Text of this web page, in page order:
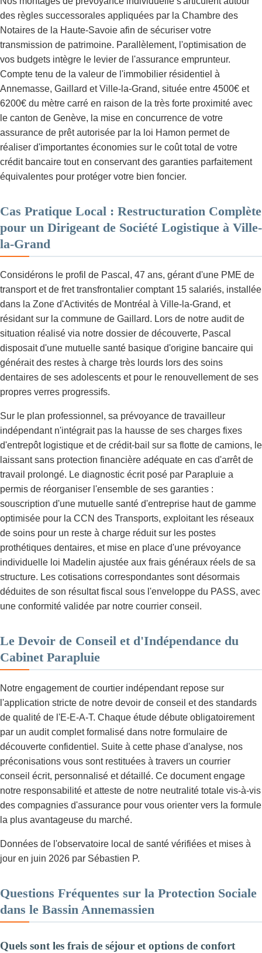
des règles successorales appliquées par la Chambre des
Notaires de la Haute-Savoie afin de sécuriser votre
transmission de patrimoine. Parallèlement, l'optimisation de
vos budgets intègre le levier de l'assurance emprunteur.
Compte tenu de la valeur de l'immobilier résidentiel à
Annemasse, Gaillard et Ville-la-Grand, située entre 4500€ et
6200€ du mètre carré en raison de la très forte proximité avec
le canton de Genève, la mise en concurrence de votre
assurance de prêt autorisée par la loi Hamon permet de
réaliser d'importantes économies sur le coût total de votre
crédit bancaire tout en conservant des garanties parfaitement
équivalentes pour protéger votre bien foncier.
Cas Pratique Local : Restructuration Complète
pour un Dirigeant de Société Logistique à Ville-
la-Grand
Considérons le profil de Pascal, 47 ans, gérant d'une PME de
transport et de fret transfrontalier comptant 15 salariés, installée
dans la Zone d'Activités de Montréal à Ville-la-Grand, et
résidant sur la commune de Gaillard. Lors de notre audit de
situation réalisé via notre dossier de découverte, Pascal
disposait d'une mutuelle santé basique d'origine bancaire qui
générait des restes à charge très lourds lors des soins
dentaires de ses adolescents et pour le renouvellement de ses
propres verres progressifs.
Sur le plan professionnel, sa prévoyance de travailleur
indépendant n'intégrait pas la hausse de ses charges fixes
d'entrepôt logistique et de crédit-bail sur sa flotte de camions, le
laissant sans protection financière adéquate en cas d'arrêt de
travail prolongé. Le diagnostic écrit posé par Parapluie a
permis de réorganiser l'ensemble de ses garanties :
souscription d'une mutuelle santé d'entreprise haut de gamme
optimisée pour la CCN des Transports, exploitant les réseaux
de soins pour un reste à charge réduit sur les postes
prothétiques dentaires, et mise en place d'une prévoyance
individuelle loi Madelin ajustée aux frais généraux réels de sa
structure. Les cotisations correspondantes sont désormais
déduites de son résultat fiscal sous l'enveloppe du PASS, avec
une conformité validée par notre courrier conseil.
Le Devoir de Conseil et d'Indépendance du
Cabinet Parapluie
Notre engagement de courtier indépendant repose sur
l'application stricte de notre devoir de conseil et des standards
de qualité de l'E-E-A-T. Chaque étude débute obligatoirement
par un audit complet formalisé dans notre formulaire de
découverte confidentiel. Suite à cette phase d'analyse, nos
préconisations vous sont restituées à travers un courrier
conseil écrit, personnalisé et détaillé. Ce document engage
notre responsabilité et atteste de notre neutralité totale vis-à-vis
des compagnies d'assurance pour vous orienter vers la formule
la plus avantageuse du marché.
Données de l'observatoire local de santé vérifiées et mises à
jour en juin 2026 par Sébastien P.
Questions Fréquentes sur la Protection Sociale
dans le Bassin Annemassien
Quels sont les frais de séjour et options de confort